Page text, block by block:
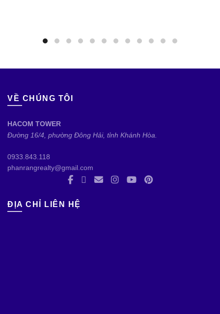
VỀ CHÚNG TÔI
HACOM TOWER
Đường 16/4, phường Đông Hải, tỉnh Khánh Hòa.
0933.843.118
phanrangrealty@gmail.com
ĐỊA CHỈ LIÊN HỆ